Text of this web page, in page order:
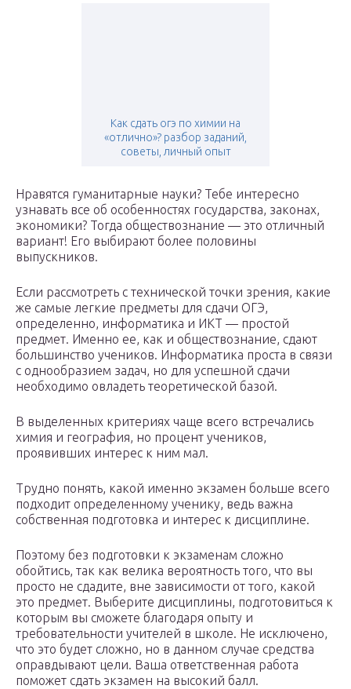
Как сдать огэ по химии на
«отлично»? разбор заданий,
советы, личный опыт
Нравятся гуманитарные науки? Тебе интересно
узнавать все об особенностях государства, законах,
экономики? Тогда обществознание — это отличный
вариант! Его выбирают более половины
выпускников.
Если рассмотреть с технической точки зрения, какие
же самые легкие предметы для сдачи ОГЭ,
определенно, информатика и ИКТ — простой
предмет. Именно ее, как и обществознание, сдают
большинство учеников. Информатика проста в связи
с однообразием задач, но для успешной сдачи
необходимо овладеть теоретической базой.
В выделенных критериях чаще всего встречались
химия и география, но процент учеников,
проявивших интерес к ним мал.
Трудно понять, какой именно экзамен больше всего
подходит определенному ученику, ведь важна
собственная подготовка и интерес к дисциплине.
Поэтому без подготовки к экзаменам сложно
обойтись, так как велика вероятность того, что вы
просто не сдадите, вне зависимости от того, какой
это предмет. Выберите дисциплины, подготовиться к
которым вы сможете благодаря опыту и
требовательности учителей в школе. Не исключено,
что это будет сложно, но в данном случае средства
оправдывают цели. Ваша ответственная работа
поможет сдать экзамен на высокий балл.